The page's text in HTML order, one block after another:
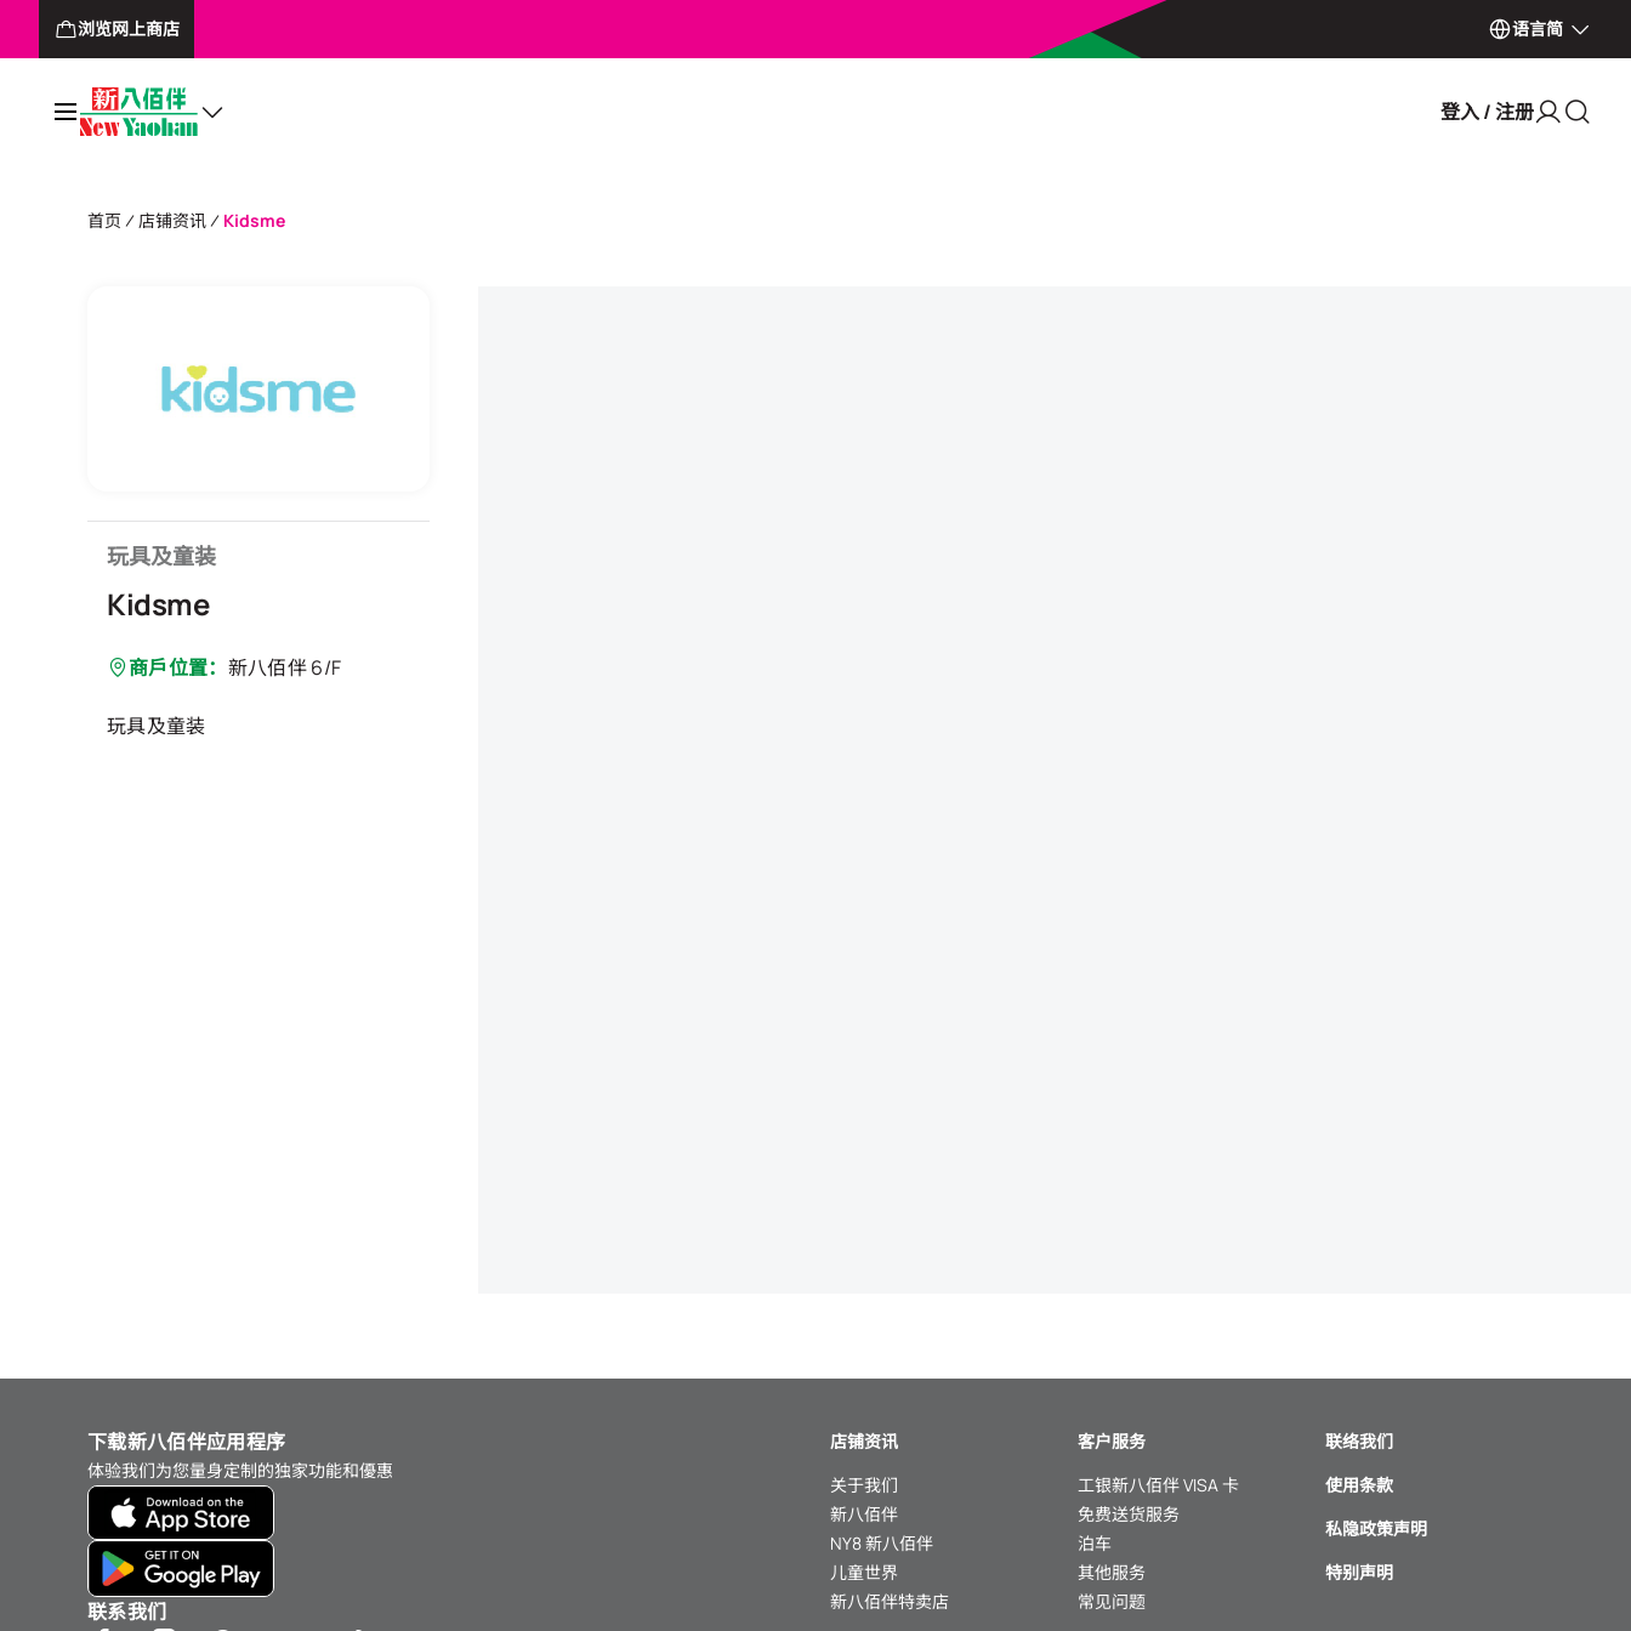
浏览网上商店 语言简
登入 / 注册
首页 店铺资讯 Kidsme
玩具及童装
Kidsme
商戶位置： 新八佰伴 6/F
玩具及童装
下载新八佰伴应用程序
体验我们为您量身定制的独家功能和優惠
联系我们
店铺资讯
关于我们
新八佰伴
NY8 新八佰伴
儿童世界
新八佰伴特卖店
客户服务
工银新八佰伴 VISA 卡
免费送货服务
泊车
其他服务
常见问题
联络我们
使用条款
私隐政策声明
特别声明